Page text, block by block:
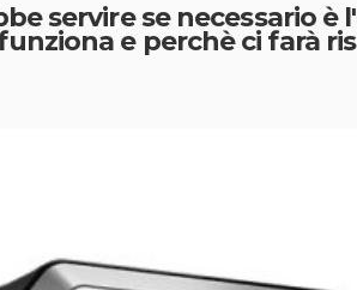
servire se necessario
e perchè ci farà